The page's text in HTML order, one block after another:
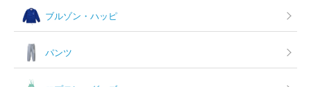
ブルゾン・ハッピ
パンツ